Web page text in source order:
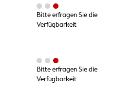
Bitte erfragen Sie die
Verfügbarkeit
Bitte erfragen Sie die
Verfügbarkeit